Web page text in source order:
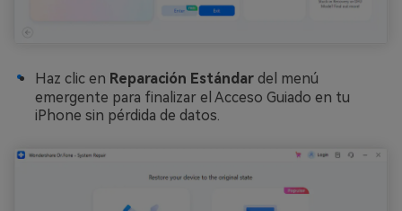
Haz clic en Reparación Estándar del menú
emergente para finalizar el Acceso Guiado en tu
iPhone sin pérdida de datos.